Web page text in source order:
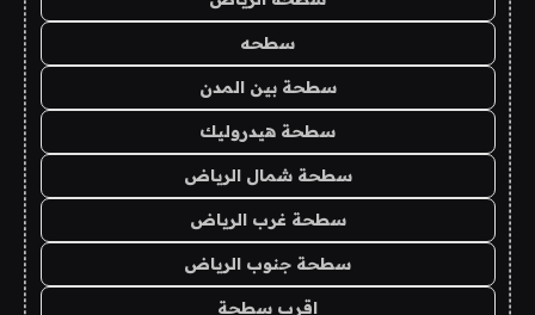
سطحه
سطحة بين المدن
سطحة هيدروليك
سطحة شمال الرياض
سطحة غرب الرياض
سطحة جنوب الرياض
اقرب سطحة